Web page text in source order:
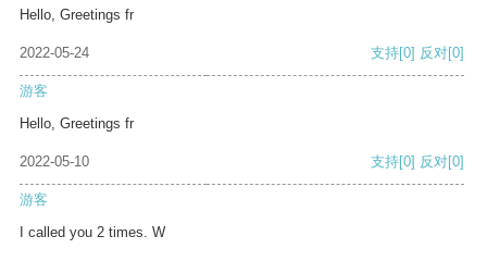
Hello, Greetings fr
2022-05-24 支持[0] 反对[0]
游客
Hello, Greetings fr
2022-05-10 支持[0] 反对[0]
游客
I called you 2 times. W